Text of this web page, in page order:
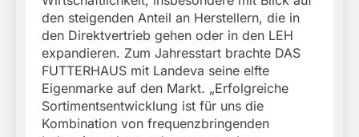
den steigenden Anteil an Herstellern, die in
den Direktvertrieb gehen oder in den LEH
expandieren. Zum Jahresstart brachte DAS
FUTTERHAUS mit Landeva seine elfte
Eigenmarke auf den Markt. „Erfolgreiche
Sortimentsentwicklung ist für uns die
Kombination von frequenzbringenden